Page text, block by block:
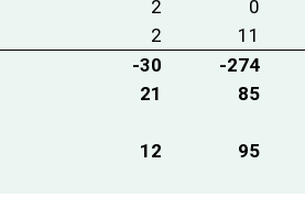
2 0
2 11
-30 -274
21 85
12 95